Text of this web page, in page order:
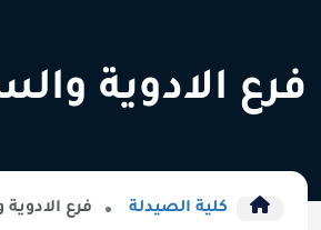
فرع الادوية
كلية الصيدلة فرع